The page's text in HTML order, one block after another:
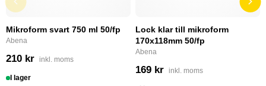
Mikroform svart 750 ml 50/fp
Abena
210 kr inkl. moms
I lager
Lock klar till mikroform
170x118mm 50/fp
Abena
169 kr inkl. moms